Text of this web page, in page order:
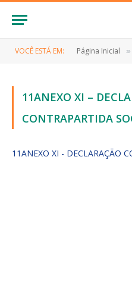
VOCÊ ESTÁ EM: Página Inicial »
11ANEXO XI –
CONTRAPARTIDA
11ANEXO XI - DECLARAÇÃO